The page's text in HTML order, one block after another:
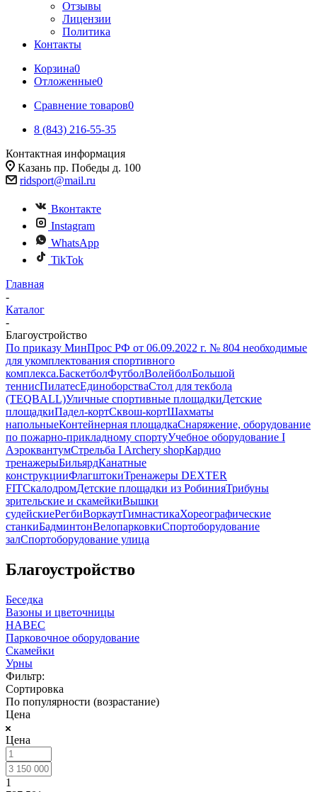
Отзывы
Лицензии
Политика
Контакты
Корзина0
Отложенные0
Сравнение товаров0
8 (843) 216-55-35
Контактная информация
Казань пр. Победы д. 100
ridsport@mail.ru
Вконтакте
Instagram
WhatsApp
TikTok
Главная
-
Каталог
-
Благоустройство
По приказу МинПрос РФ от 06.09.2022 г. № 804 необходимые
для укомплектования спортивного
комплекса.БаскетболФутболВолейболБольшой
теннисПилатесЕдиноборстваСтол для текбола
(TEQBALL)Уличные спортивные площадкиДетские
площадкиПадел-кортСквош-кортШахматы
напольныеКонтейнерная площадкаСнаряжение, оборудование
по пожарно-прикладному спортуУчебное оборудование I
АэроквантумСтрельба I Archery shopКардио
тренажерыБильярдКанатные
конструкцииФлагштокиТренажеры DEXTER
FITСкалодромДетские площадки из РобинияТрибуны
зрительские и скамейкиВышки
судейскиеРегбиВоркаутГимнастикаХореографические
станкиБадминтонВелопарковкиСпортоборудование
залСпортоборудование улица
Благоустройство
Беседка
Вазоны и цветочницы
НАВЕС
Парковочное оборудование
Скамейки
Урны
Фильтр:
Сортировка
По популярности (возрастание)
Цена
Цена
1